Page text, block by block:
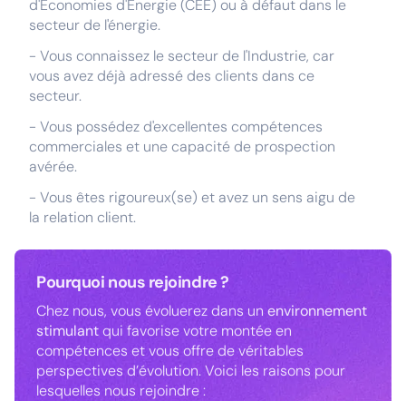
d'Économies d'Énergie (CEE) ou à défaut dans le
secteur de l'énergie.
- Vous connaissez le secteur de l'Industrie, car
vous avez déjà adressé des clients dans ce
secteur.
- Vous possédez d'excellentes compétences
commerciales et une capacité de prospection
avérée.
- Vous êtes rigoureux(se) et avez un sens aigu de
la relation client.
Pourquoi nous rejoindre ?
Chez nous, vous évoluerez dans un environnement
stimulantqui favorise votre montée en
compétences et vous offre de véritables
perspectives d’évolution. Voici les raisons pour
lesquelles nous rejoindre :